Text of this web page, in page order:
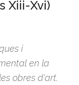
Xiii-Xvi)
i
en la
obres d'art.